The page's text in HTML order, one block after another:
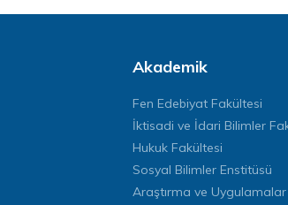
Akademik
Fen Edebiyat Fakültesi
İktisadi ve İdari Bilimler
Hukuk Fakültesi
Sosyal Bilimler Enstitüsü
Araştırma ve Uygulamalar